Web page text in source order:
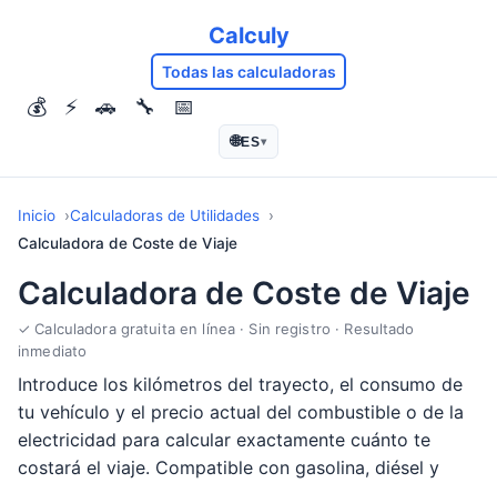
Calculy
Todas las calculadoras
💰 ⚡ 🚗 🔧 📅
🌐ES▾
Inicio
Calculadoras de Utilidades
Calculadora de Coste de Viaje
Calculadora de Coste de Viaje
✓ Calculadora gratuita en línea · Sin registro · Resultado
inmediato
Introduce los kilómetros del trayecto, el consumo de
tu vehículo y el precio actual del combustible o de la
electricidad para calcular exactamente cuánto te
costará el viaje. Compatible con gasolina, diésel y